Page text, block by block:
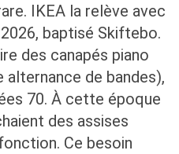
IKEA la relève avec
baptisé Skiftebo.
des canapés piano
alternance de bandes),
70. À cette époque
des assises
Ce besoin